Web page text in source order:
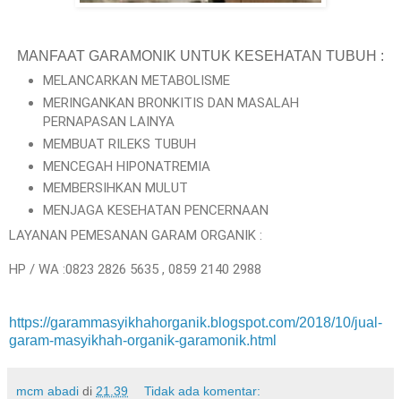
MANFAAT GARAMONIK UNTUK KESEHATAN TUBUH :
MELANCARKAN METABOLISME
MERINGANKAN BRONKITIS DAN MASALAH
PERNAPASAN LAINYA
MEMBUAT RILEKS TUBUH
MENCEGAH HIPONATREMIA
MEMBERSIHKAN MULUT
MENJAGA KESEHATAN PENCERNAAN
LAYANAN PEMESANAN GARAM ORGANIK :
HP / WA :0823 2826 5635 , 0859 2140 2988
https://garammasyikhahorganik.blogspot.com/2018/10/jual-
garam-masyikhah-organik-garamonik.html
mcm abadi di 21.39 Tidak ada komentar: